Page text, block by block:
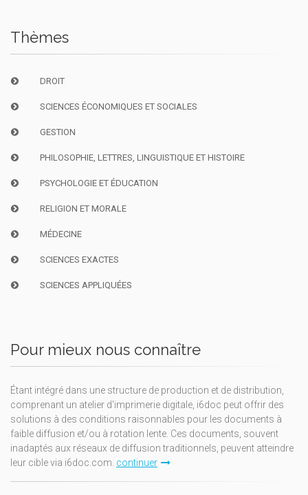
Thèmes
DROIT
SCIENCES ÉCONOMIQUES ET SOCIALES
GESTION
PHILOSOPHIE, LETTRES, LINGUISTIQUE ET HISTOIRE
PSYCHOLOGIE ET ÉDUCATION
RELIGION ET MORALE
MÉDECINE
SCIENCES EXACTES
SCIENCES APPLIQUÉES
Pour mieux nous connaître
Étant intégré dans une structure de production et de distribution,
comprenant un atelier d'imprimerie digitale, i6doc peut offrir des
solutions à des conditions raisonnables pour les documents à
faible diffusion et/ou à rotation lente. Ces documents, souvent
inadaptés aux réseaux de diffusion traditionnels, peuvent atteindre
leur cible via i6doc.com. continuer